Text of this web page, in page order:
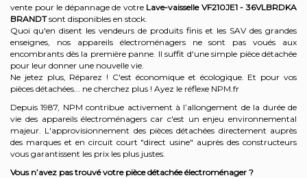
vente pour le dépannage de votre Lave-vaisselle VF210JE1 - 36VLBRDKA
BRANDTsont disponibles en stock.
Quoi qu'en disent les vendeurs de produits finis et les SAV des grandes
enseignes, nos appareils électroménagers ne sont pas voués aux
encombrants dès la première panne. Il suffit d'une simple pièce détachée
pour leur donner une nouvelle vie.
Ne jetez plus, Réparez ! C'est économique et écologique. Et pour vos
pièces détachées... ne cherchez plus ! Ayez le réflexe NPM.fr
Depuis 1987, NPM contribue activement à l’allongement de la durée de
vie des appareils électroménagers car c'est un enjeu environnemental
majeur. L'approvisionnement des pièces détachées directement auprès
des marques et en circuit court "direct usine" auprès des constructeurs
vous garantissent les prix les plus justes.
Vous n’avez pas trouvé votre pièce détachée électroménager ?